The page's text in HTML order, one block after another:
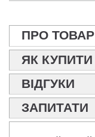
ПРО ТОВАР
ЯК КУПИТИ
ВІДГУКИ
ЗАПИТАТИ